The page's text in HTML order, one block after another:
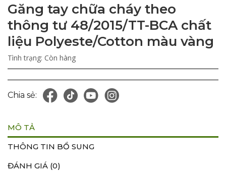
Găng tay chữa cháy theo
thông tư 48/2015/TT-BCA chất
liệu Polyeste/Cotton màu vàng
Tình trạng: Còn hàng
Chia sẻ:
MÔ TẢ
THÔNG TIN BỔ SUNG
ĐÁNH GIÁ (0)